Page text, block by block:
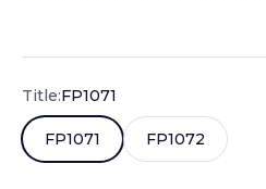
Title:FP1071
FP1071 FP1072